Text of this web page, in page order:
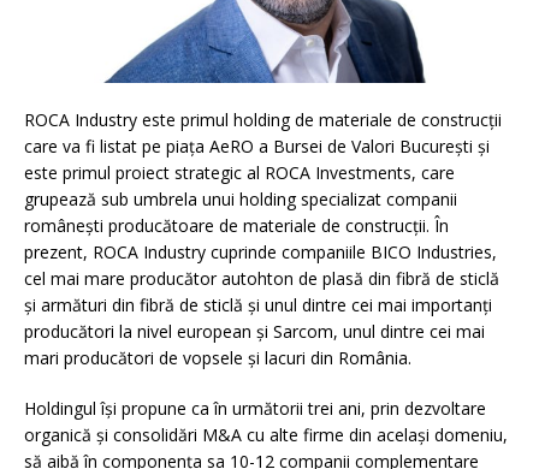
ROCA Industry este primul holding de materiale de construcții
care va fi listat pe piața AeRO a Bursei de Valori București și
este primul proiect strategic al ROCA Investments, care
grupează sub umbrela unui holding specializat companii
românești producătoare de materiale de construcții. În
prezent, ROCA Industry cuprinde companiile BICO Industries,
cel mai mare producător autohton de plasă din fibră de sticlă
și armături din fibră de sticlă și unul dintre cei mai importanți
producători la nivel european și Sarcom, unul dintre cei mai
mari producători de vopsele și lacuri din România.
Holdingul își propune ca în următorii trei ani, prin dezvoltare
organică și consolidări M&A cu alte firme din același domeniu,
să aibă în componența sa 10-12 companii complementare